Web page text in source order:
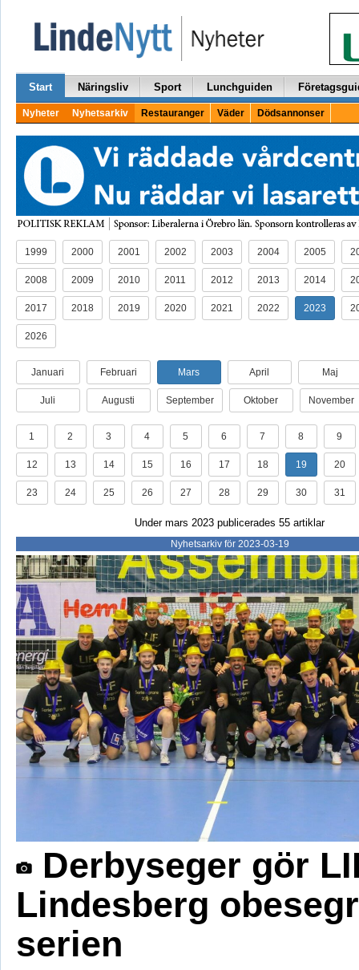
Start Näringsliv Sport Lunchguiden
Nyheter Nyhetsarkiv Restauranger Väder Dödsannonser
1999 2000 2001 2002 2003 2004 2005
2008 2009 2010 2011 2012 2013 2014
2017 2018 2019 2020 2021 2022 2023
2026
Januari Februari Mars April Maj
Juli Augusti September Oktober November
1 2 3 4 5 6 7 8 9
12 13 14 15 16 17 18 19 20
23 24 25 26 27 28 29 30 31
Under mars 2023 publicerades 55 artiklar
Nyhetsarkiv för 2023-03-19
Derbyseger gör
Lindesberg
serien